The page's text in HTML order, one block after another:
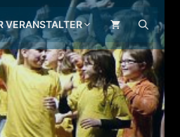
VERANSTALTER